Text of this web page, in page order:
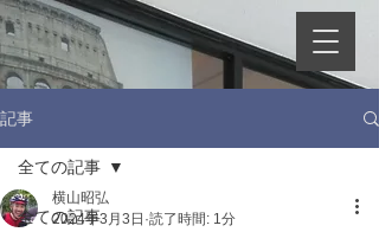
記事
全ての記事
全ての記事
横山昭弘
2024年3月3日 読了時間: 1分